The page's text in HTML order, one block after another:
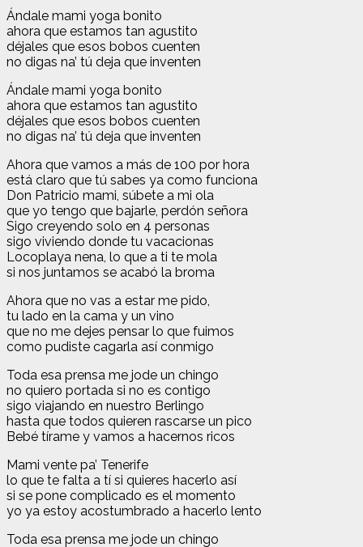
Ándale mami yoga bonito
ahora que estamos tan agustito
déjales que esos bobos cuenten
no digas na’ tú deja que inventen
Ándale mami yoga bonito
ahora que estamos tan agustito
déjales que esos bobos cuenten
no digas na’ tú deja que inventen
Ahora que vamos a más de 100 por hora
está claro que tú sabes ya como funciona
Don Patricio mami, súbete a mi ola
que yo tengo que bajarle, perdón señora
Sigo creyendo solo en 4 personas
sigo viviendo donde tu vacacionas
Locoplaya nena, lo que a ti te mola
si nos juntamos se acabó la broma
Ahora que no vas a estar me pido,
tu lado en la cama y un vino
que no me dejes pensar lo que fuimos
como pudiste cagarla así conmigo
Toda esa prensa me jode un chingo
no quiero portada si no es contigo
sigo viajando en nuestro Berlingo
hasta que todos quieren rascarse un pico
Bebé tírame y vamos a hacernos ricos
Mami vente pa’ Tenerife
lo que te falta a tí si quieres hacerlo así
si se pone complicado es el momento
yo ya estoy acostumbrado a hacerlo lento
Toda esa prensa me jode un chingo